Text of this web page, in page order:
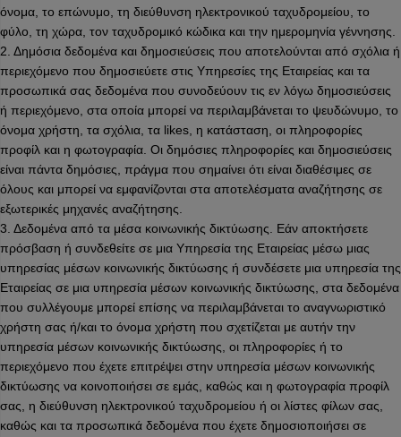
όνομα, το επώνυμο, τη διεύθυνση ηλεκτρονικού ταχυδρομείου, το
φύλο, τη χώρα, τον ταχυδρομικό κώδικα και την ημερομηνία γέννησης.
2. Δημόσια δεδομένα και δημοσιεύσεις που αποτελούνται από σχόλια ή
περιεχόμενο που δημοσιεύετε στις Υπηρεσίες της Εταιρείας και τα
προσωπικά σας δεδομένα που συνοδεύουν τις εν λόγω δημοσιεύσεις
ή περιεχόμενο, στα οποία μπορεί να περιλαμβάνεται το ψευδώνυμο, το
όνομα χρήστη, τα σχόλια, τα likes, η κατάσταση, οι πληροφορίες
προφίλ και η φωτογραφία. Οι δημόσιες πληροφορίες και δημοσιεύσεις
είναι πάντα δημόσιες, πράγμα που σημαίνει ότι είναι διαθέσιμες σε
όλους και μπορεί να εμφανίζονται στα αποτελέσματα αναζήτησης σε
εξωτερικές μηχανές αναζήτησης.
3. Δεδομένα από τα μέσα κοινωνικής δικτύωσης. Εάν αποκτήσετε
πρόσβαση ή συνδεθείτε σε μια Υπηρεσία της Εταιρείας μέσω μιας
υπηρεσίας μέσων κοινωνικής δικτύωσης ή συνδέσετε μια υπηρεσία της
Εταιρείας σε μια υπηρεσία μέσων κοινωνικής δικτύωσης, στα δεδομένα
που συλλέγουμε μπορεί επίσης να περιλαμβάνεται το αναγνωριστικό
χρήστη σας ή/και το όνομα χρήστη που σχετίζεται με αυτήν την
υπηρεσία μέσων κοινωνικής δικτύωσης, οι πληροφορίες ή το
περιεχόμενο που έχετε επιτρέψει στην υπηρεσία μέσων κοινωνικής
δικτύωσης να κοινοποιήσει σε εμάς, καθώς και η φωτογραφία προφίλ
σας, η διεύθυνση ηλεκτρονικού ταχυδρομείου ή οι λίστες φίλων σας,
καθώς και τα προσωπικά δεδομένα που έχετε δημοσιοποιήσει σε